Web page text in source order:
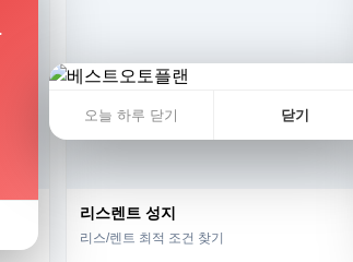
리스렌트 성지
리스/렌트 최적 조건 찾기
오늘 하루 닫기 닫기